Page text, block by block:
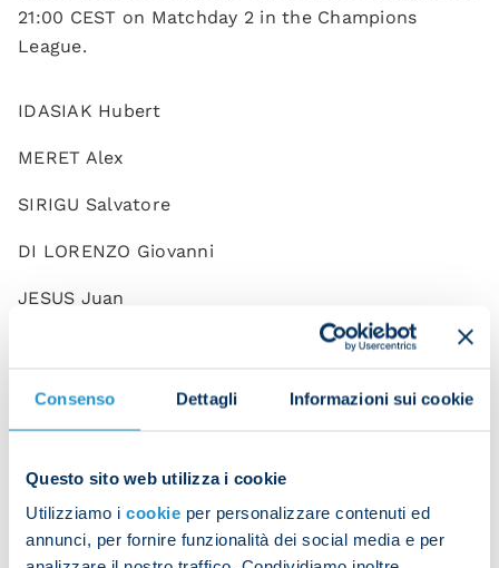
Consenso Dettagli Informazioni sui cookie
Questo sito web utilizza i cookie
Utilizziamo i cookie per personalizzare contenuti ed
annunci, per fornire funzionalità dei social media e per
21:00 CEST on Matchday 2 in the Champions
League.
IDASIAK Hubert
MERET Alex
SIRIGU Salvatore
DI LORENZO Giovanni
JESUS Juan
MINJAE Kim
OLIVERA Mathias
OSTIGARD Leo
RRAHMANI Amir